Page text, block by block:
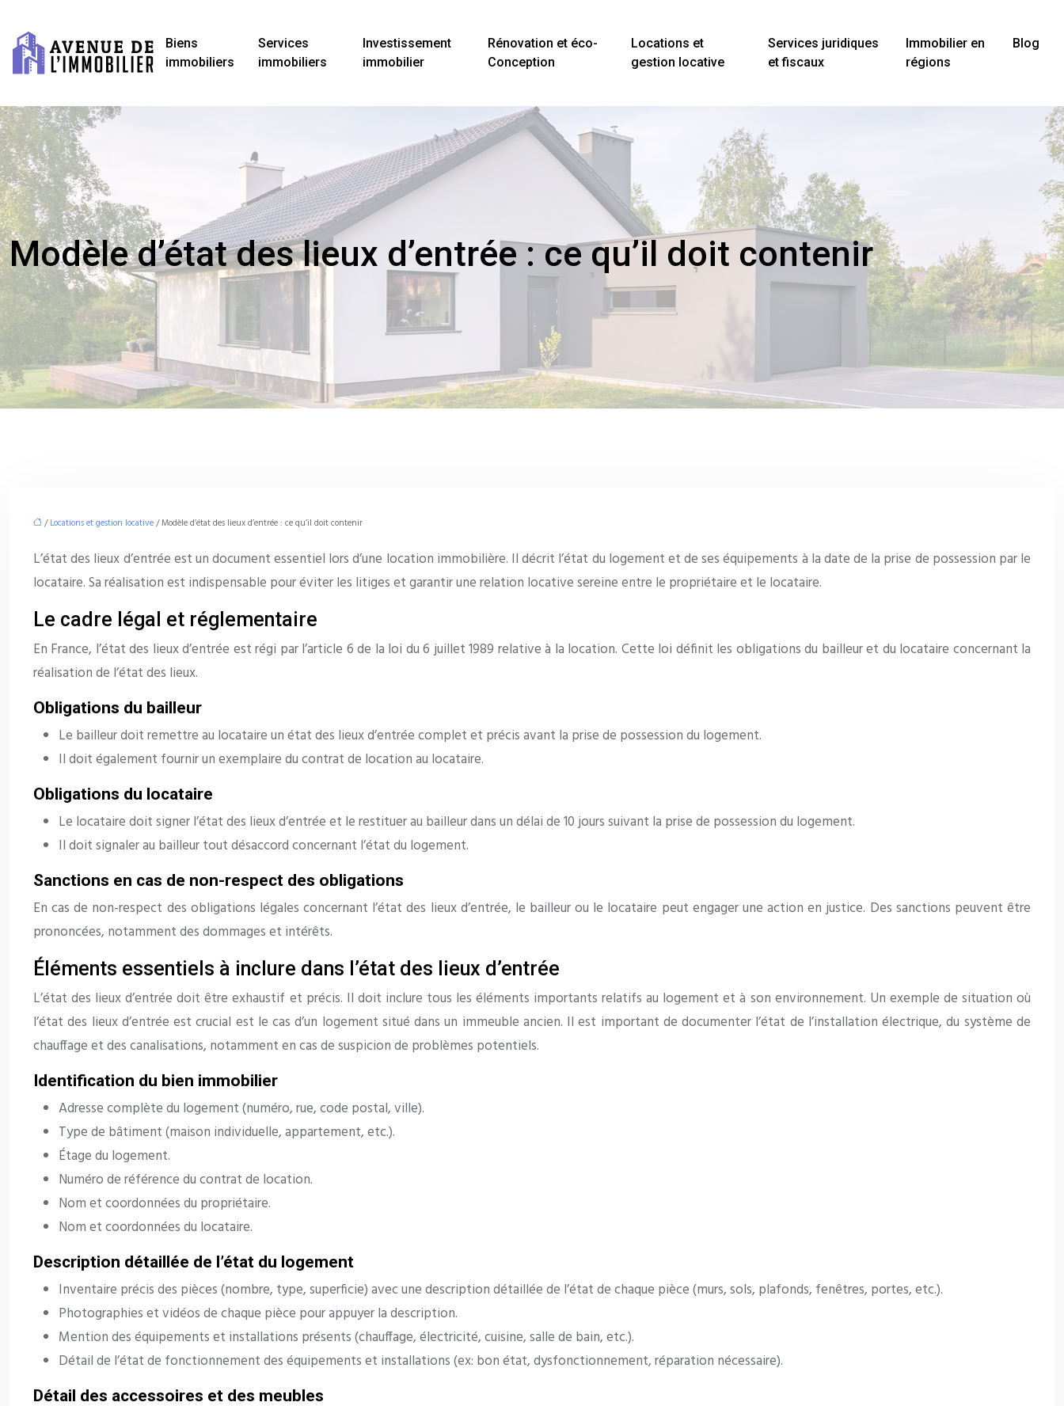
Biens
immobiliers
Services
immobiliers
Investissement
immobilier
Rénovation et éco-
Conception
Locations et
gestion locative
Services juridiques
et fiscaux
Immobilier en
régions
Blog
Modèle d’état des lieux d’entrée : ce qu’il doit contenir
/Locations et gestion locative/ Modèle d’état des lieux d’entrée : ce qu’il doit contenir
L’état des lieux d’entrée est un document essentiel lors d’une location immobilière. Il décrit l’état du logement et de ses équipements à la date de la prise de possession par le
locataire. Sa réalisation est indispensable pour éviter les litiges et garantir une relation locative sereine entre le propriétaire et le locataire.
Le cadre légal et réglementaire
En France, l’état des lieux d’entrée est régi par l’article 6 de la loi du 6 juillet 1989 relative à la location. Cette loi définit les obligations du bailleur et du locataire concernant la
réalisation de l’état des lieux.
Obligations du bailleur
Le bailleur doit remettre au locataire un état des lieux d’entrée complet et précis avant la prise de possession du logement.
Il doit également fournir un exemplaire du contrat de location au locataire.
Obligations du locataire
Le locataire doit signer l’état des lieux d’entrée et le restituer au bailleur dans un délai de 10 jours suivant la prise de possession du logement.
Il doit signaler au bailleur tout désaccord concernant l’état du logement.
Sanctions en cas de non-respect des obligations
En cas de non-respect des obligations légales concernant l’état des lieux d’entrée, le bailleur ou le locataire peut engager une action en justice. Des sanctions peuvent être
prononcées, notamment des dommages et intérêts.
Éléments essentiels à inclure dans l’état des lieux d’entrée
L’état des lieux d’entrée doit être exhaustif et précis. Il doit inclure tous les éléments importants relatifs au logement et à son environnement. Un exemple de situation où
l’état des lieux d’entrée est crucial est le cas d’un logement situé dans un immeuble ancien. Il est important de documenter l’état de l’installation électrique, du système de
chauffage et des canalisations, notamment en cas de suspicion de problèmes potentiels.
Identification du bien immobilier
Adresse complète du logement (numéro, rue, code postal, ville).
Type de bâtiment (maison individuelle, appartement, etc.).
Étage du logement.
Numéro de référence du contrat de location.
Nom et coordonnées du propriétaire.
Nom et coordonnées du locataire.
Description détaillée de l’état du logement
Inventaire précis des pièces (nombre, type, superficie) avec une description détaillée de l’état de chaque pièce (murs, sols, plafonds, fenêtres, portes, etc.).
Photographies et vidéos de chaque pièce pour appuyer la description.
Mention des équipements et installations présents (chauffage, électricité, cuisine, salle de bain, etc.).
Détail de l’état de fonctionnement des équipements et installations (ex: bon état, dysfonctionnement, réparation nécessaire).
Détail des accessoires et des meubles